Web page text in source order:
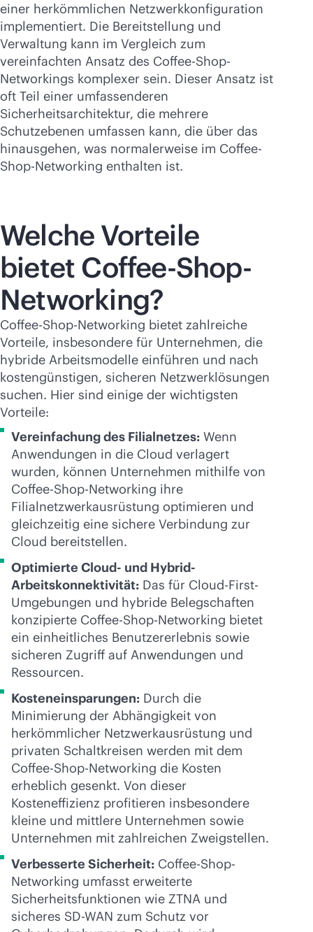
einer herkömmlichen Netzwerkkonfiguration
implementiert. Die Bereitstellung und
Verwaltung kann im Vergleich zum
vereinfachten Ansatz des Coffee-Shop-
Networkings komplexer sein. Dieser Ansatz ist
oft Teil einer umfassenderen
Sicherheitsarchitektur, die mehrere
Schutzebenen umfassen kann, die über das
hinausgehen, was normalerweise im Coffee-
Shop-Networking enthalten ist.
Welche Vorteile
bietet Coffee-Shop-
Networking?
Coffee-Shop-Networking bietet zahlreiche
Vorteile, insbesondere für Unternehmen, die
hybride Arbeitsmodelle einführen und nach
kostengünstigen, sicheren Netzwerklösungen
suchen. Hier sind einige der wichtigsten
Vorteile:
Vereinfachung des Filialnetzes: Wenn
Anwendungen in die Cloud verlagert
wurden, können Unternehmen mithilfe von
Coffee-Shop-Networking ihre
Filialnetzwerkausrüstung optimieren und
gleichzeitig eine sichere Verbindung zur
Cloud bereitstellen.
Optimierte Cloud- und Hybrid-
Arbeitskonnektivität: Das für Cloud-First-
Umgebungen und hybride Belegschaften
konzipierte Coffee-Shop-Networking bietet
ein einheitliches Benutzererlebnis sowie
sicheren Zugriff auf Anwendungen und
Ressourcen.
Kosteneinsparungen: Durch die
Minimierung der Abhängigkeit von
herkömmlicher Netzwerkausrüstung und
privaten Schaltkreisen werden mit dem
Coffee-Shop-Networking die Kosten
erheblich gesenkt. Von dieser
Kosteneffizienz profitieren insbesondere
kleine und mittlere Unternehmen sowie
Unternehmen mit zahlreichen Zweigstellen.
Verbesserte Sicherheit: Coffee-Shop-
Networking umfasst erweiterte
Sicherheitsfunktionen wie ZTNA und
sicheres SD-WAN zum Schutz vor